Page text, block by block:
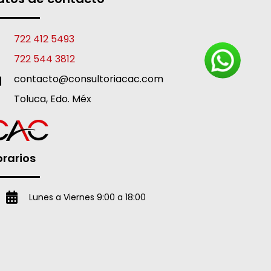
722 412 5493
722 544 3812
contacto@consultoriacac.com
Toluca, Edo. Méx
Lunes a Viernes 9:00 a 18:00